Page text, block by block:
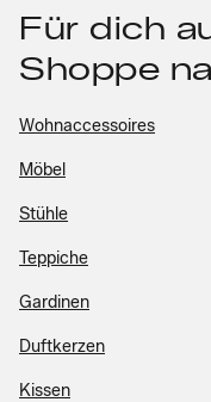
Für dich
Shoppe
Wohnaccessoires
Möbel
Stühle
Teppiche
Gardinen
Duftkerzen
Kissen